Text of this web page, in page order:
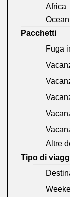
Africa
Pacchetti
Fuga
Altre
Tipo di